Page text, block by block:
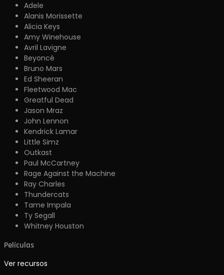
Adele
Alanis Morissette
Alicia Keys
Amy Winehouse
Avril Lavigne
Beyoncé
Bruno Mars
Ed Sheeran
Fleetwood Mac
Greatful Dead
Jason Mraz
John Lennon
Kendrick Lamar
Little Simz
Outkast
Paul McCartney
Rage Against the Machine
Ray Charles
Thundercats
Tame Impala
Ty Segall
Whitney Houston
Películas
Ver recursos